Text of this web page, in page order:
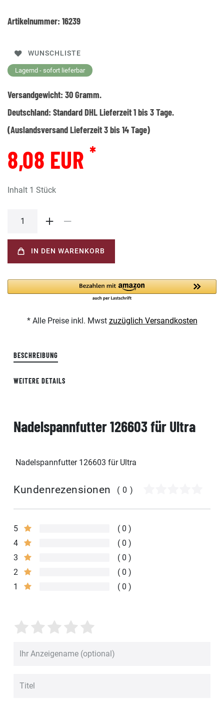
Artikelnummer: 16239
WUNSCHLISTE
Lagernd - sofort lieferbar
Versandgewicht: 30Gramm.
Deutschland: Standard DHL Lieferzeit 1 bis 3 Tage.
(Auslandsversand Lieferzeit 3 bis 14 Tage)
8,08 EUR *
Inhalt 1 Stück
IN DEN WARENKORB
* Alle Preise inkl. Mwst zuzüglich Versandkosten
BESCHREIBUNG
WEITERE DETAILS
Nadelspannfutter 126603 für Ultra
Nadelspannfutter 126603 für Ultra
Kundenrezensionen (0)
5
0
4
0
3
0
2
0
1
0